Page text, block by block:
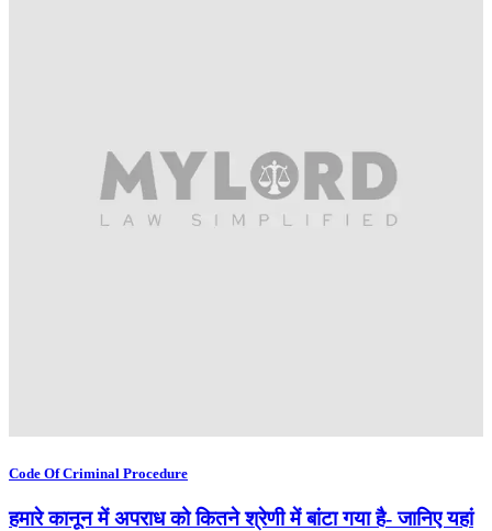
Code Of Criminal Procedure
हमारे कानून में अपराध को कितने श्रेणी में बांटा गया है- जानिए यहां